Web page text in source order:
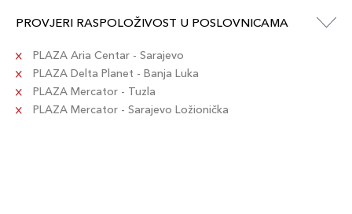
PROVJERI RASPOLOŽIVOST U POSLOVNICAMA
PLAZA Aria Centar - Sarajevo
PLAZA Delta Planet - Banja Luka
PLAZA Mercator - Tuzla
PLAZA Mercator - Sarajevo Ložionička